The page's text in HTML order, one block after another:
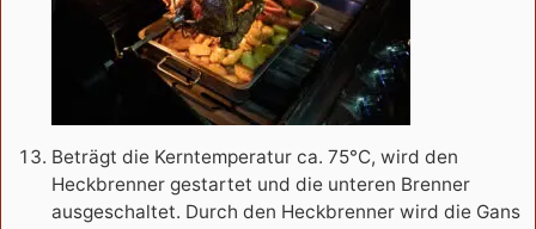
Beträgt die Kerntemperatur ca. 75°C, wird den
Heckbrenner gestartet und die unteren Brenner
ausgeschaltet. Durch den Heckbrenner wird die Gans